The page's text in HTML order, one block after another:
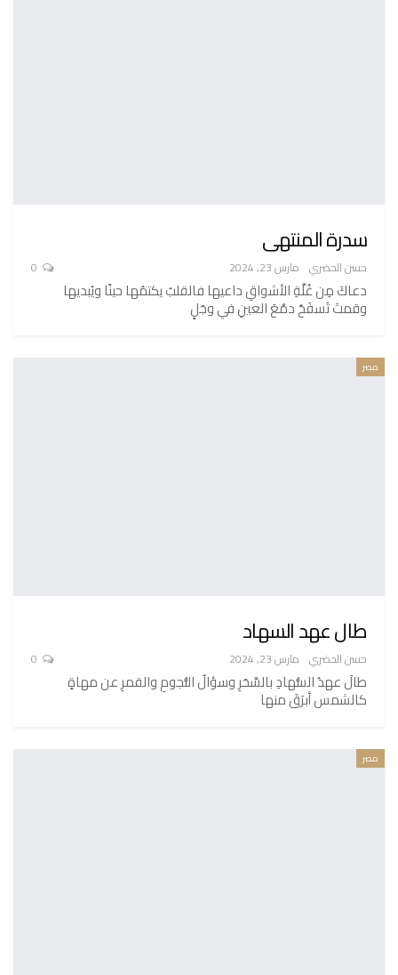
سدرة المنتهى
حسن الحضري مارس 23, 2024
دعاكَ مِن غُلَّةِ الأشواقِ داعيها فالقلبُ يكتمُها حينًا ويُبديها
وقمتَ تَسفَحُ دمْعَ العينِ في وجَلٍ
مصر
طال عهد السهاد
حسن الحضري مارس 23, 2024
طالَ عهدُ السُّهادِ بالسَّحَرِ وسؤالُ النُّجومِ والقمرِ عن مهاةٍ
كالشمس أبرَقَ منها
مصر